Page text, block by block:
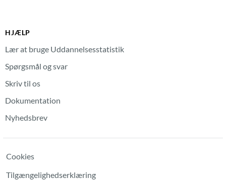
HJÆLP
Lær at bruge Uddannelsesstatistik
Spørgsmål og svar
Skriv til os
Dokumentation
Nyhedsbrev
Cookies
Tilgængelighedserklæring